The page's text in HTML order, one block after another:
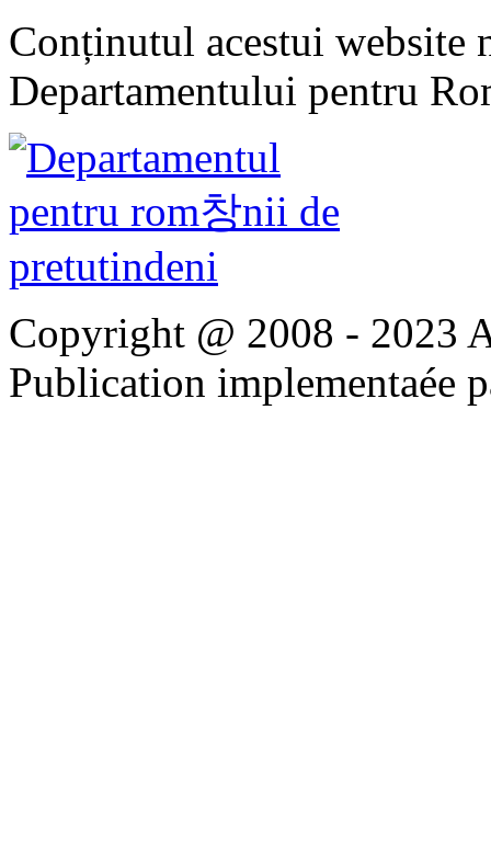
Conținutul acestui website
Departamentului pentru
Copyright @ 2008 - 2023
Publication implementaée